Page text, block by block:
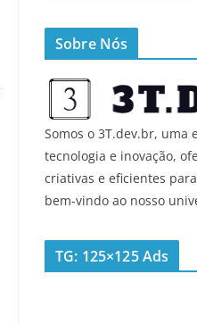
Sobre Nós
Somos o 3T.dev.br, uma
tecnologia e inovação,
criativas e eficientes
bem-vindo ao nosso
TG: 125×125 Ads